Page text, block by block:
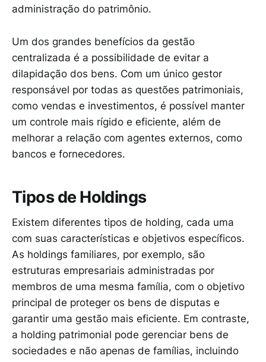
administração do patrimônio.
Um dos grandes benefícios da gestão
centralizada é a possibilidade de evitar a
dilapidação dos bens. Com um único gestor
responsável por todas as questões patrimoniais,
como vendas e investimentos, é possível manter
um controle mais rígido e eficiente, além de
melhorar a relação com agentes externos, como
bancos e fornecedores.
Tipos de Holdings
Existem diferentes tipos de holding, cada uma
com suas características e objetivos específicos.
As holdings familiares, por exemplo, são
estruturas empresariais administradas por
membros de uma mesma família, com o objetivo
principal de proteger os bens de disputas e
garantir uma gestão mais eficiente. Em contraste,
a holding patrimonial pode gerenciar bens de
sociedades e não apenas de famílias, incluindo